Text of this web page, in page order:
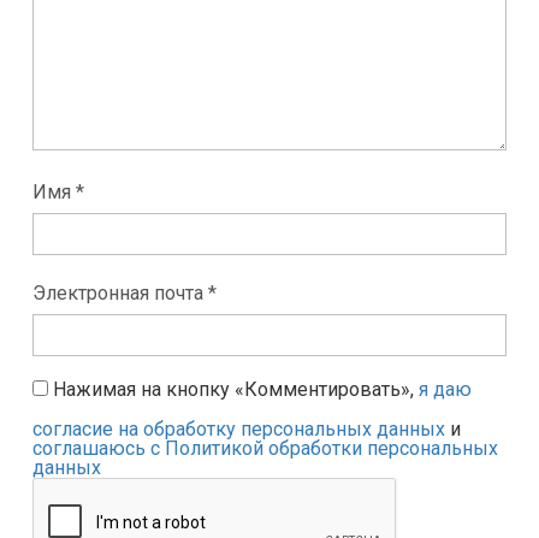
Имя *
Электронная почта *
Нажимая на кнопку «Комментировать», я даю
согласие на обработку персональных данных и
соглашаюсь с Политикой обработки персональных
данных